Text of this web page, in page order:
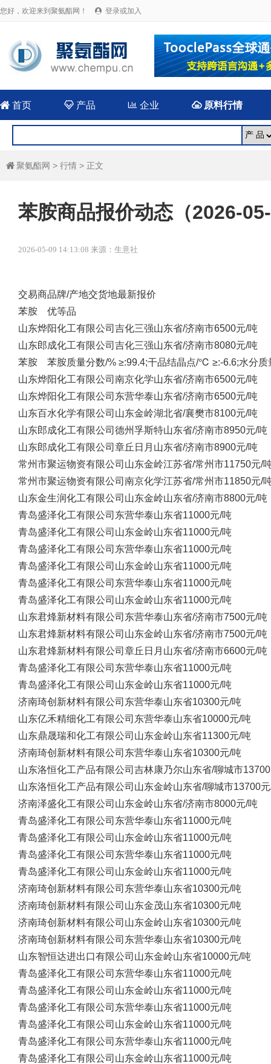
您好，欢迎来到聚氨酯网！  登录或加入
 首页 产品  企业 原料行情
 聚氨酯网 > 行情 > 正文
苯胺商品报价动态（2026-
2026-05-09 14:13:08 来源：生意社
交易商品牌/产地交货地最新报价
苯胺 优等品
山东烨阳化工有限公司 吉化三强山东省/济南市6500元/吨
山东郎成化工有限公司 吉化三强山东省/济南市8080元/吨
苯胺 苯胺质量分数/% ≥:99.4;干品结晶点/℃ ≥:-6.6;水分质
山东烨阳化工有限公司 南京化学山东省/济南市6500元/吨
山东烨阳化工有限公司 东营华泰山东省/济南市6500元/吨
山东百水化学有限公司 山东金岭湖北省/襄樊市8100元/吨
山东郎成化工有限公司 德州孚斯特山东省/济南市8950元/吨
山东郎成化工有限公司 章丘日月 山东省/济南市8900元/吨
常州市聚运物资有限公司 山东金岭江苏省/常州市11750元/
常州市聚运物资有限公司 南京化学江苏省/常州市11850元/
山东金生润化工有限公司 山东金岭山东省/济南市8800元/吨
青岛盛泽化工有限公司 东营华泰山东省11000元/吨
青岛盛泽化工有限公司 山东金岭山东省11000元/吨
青岛盛泽化工有限公司 东营华泰山东省11000元/吨
青岛盛泽化工有限公司 山东金岭山东省11000元/吨
青岛盛泽化工有限公司 东营华泰山东省11000元/吨
青岛盛泽化工有限公司 山东金岭山东省11000元/吨
山东君烽新材料有限公司 东营华泰山东省/济南市7500元/吨
山东君烽新材料有限公司 山东金岭山东省/济南市7500元/吨
山东君烽新材料有限公司 章丘日月 山东省/济南市6600元/吨
青岛盛泽化工有限公司 东营华泰山东省11000元/吨
青岛盛泽化工有限公司 山东金岭山东省11000元/吨
济南琦创新材料有限公司 东营华泰山东省10300元/吨
山东亿禾精细化工有限公司 东营华泰山东省10000元/吨
山东鼎晟瑞和化工有限公司 山东金岭山东省11300元/吨
济南琦创新材料有限公司 东营华泰山东省10300元/吨
山东洛恒化工产品有限公司 吉林康乃尔山东省/聊城市
山东洛恒化工产品有限公司 山东金岭山东省/聊城市13700
济南泽盛化工有限公司 山东金岭山东省/济南市8000元/吨
青岛盛泽化工有限公司 东营华泰山东省11000元/吨
青岛盛泽化工有限公司 山东金岭山东省11000元/吨
青岛盛泽化工有限公司 东营华泰山东省11000元/吨
青岛盛泽化工有限公司 山东金岭山东省11000元/吨
济南琦创新材料有限公司 东营华泰山东省10300元/吨
济南琦创新材料有限公司 山东金茂山东省10300元/吨
济南琦创新材料有限公司 山东金岭山东省10300元/吨
济南琦创新材料有限公司 东营华泰山东省10300元/吨
山东智恒达进出口有限公司 山东金岭山东省10000元/吨
青岛盛泽化工有限公司 东营华泰山东省11000元/吨
青岛盛泽化工有限公司 山东金岭山东省11000元/吨
青岛盛泽化工有限公司 东营华泰山东省11000元/吨
青岛盛泽化工有限公司 山东金岭山东省11000元/吨
青岛盛泽化工有限公司 东营华泰山东省11000元/吨
青岛盛泽化工有限公司 山东金岭山东省11000元/吨